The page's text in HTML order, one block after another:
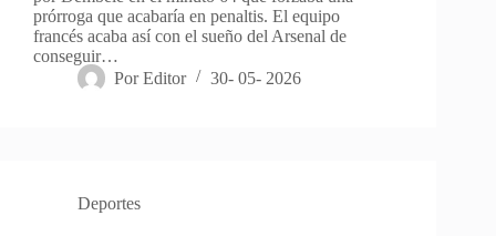
prórroga que acabaría en penaltis. El equipo
francés acaba así con el sueño del Arsenal de
conseguir…
Por Editor 30- 05- 2026
Deportes